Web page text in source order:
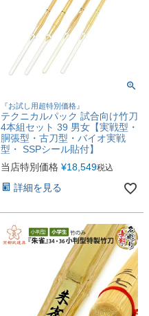
『お試し用超特別価格』
テクニカルパック 試合向け竹刀
4本組セット 39 男女【実戦型・
胴張型・古刀型・バイオ実戦
型・ SSPシール貼付】
当店特別価格 ¥18,549税込
詳細を見る